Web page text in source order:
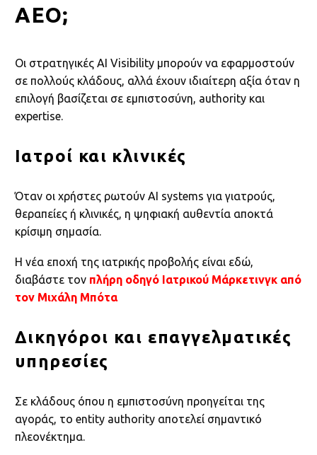
AEO;
Οι στρατηγικές AI Visibility μπορούν να εφαρμοστούν
σε πολλούς κλάδους, αλλά έχουν ιδιαίτερη αξία όταν η
επιλογή βασίζεται σε εμπιστοσύνη, authority και
expertise.
Ιατροί και κλινικές
Όταν οι χρήστες ρωτούν AI systems για γιατρούς,
θεραπείες ή κλινικές, η ψηφιακή αυθεντία αποκτά
κρίσιμη σημασία.
Η νέα εποχή της ιατρικής προβολής είναι εδώ,
διαβάστε τον πλήρη οδηγό Ιατρικού Μάρκετινγκ από
τον Μιχάλη Μπότα
Δικηγόροι και επαγγελματικές
υπηρεσίες
Σε κλάδους όπου η εμπιστοσύνη προηγείται της
αγοράς, το entity authority αποτελεί σημαντικό
πλεονέκτημα.